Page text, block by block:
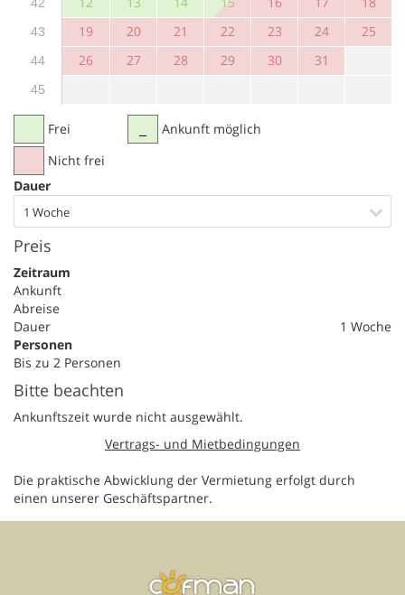
43 19 20 21 22 23 24 25
44 26 27 28 29 30 31
45
Frei
Nicht frei
Ankunft möglich
Dauer
1 Woche
Preis
Zeitraum
Ankunft
Abreise
Dauer
1 Woche
Personen
Bis zu 2 Personen
Bitte beachten
Ankunftszeit wurde nicht ausgewählt.
Vertrags- und Mietbedingungen
Die praktische Abwicklung der Vermietung erfolgt durch
einen unserer Geschäftspartner.